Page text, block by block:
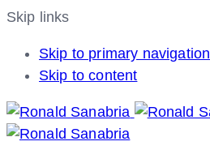
Skip links
Skip to primary navigation
Skip to content